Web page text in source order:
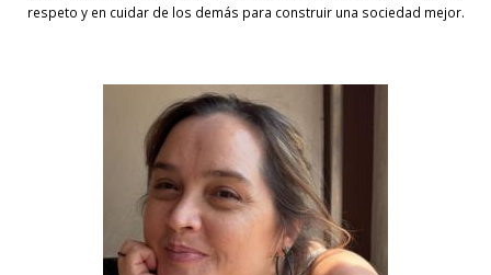
respeto y en cuidar de los demás para construir una sociedad mejor.